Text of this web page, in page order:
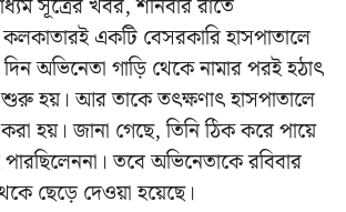
সূত্রের খবর, শনিবার রাতে
একটি বেসরকারি হাসপাতালে
অভিনেতা গাড়ি থেকে নামার পরই হঠাৎ
শুরু হয়। আর তাকে তৎক্ষণাৎ হাসপাতালে
করা হয়। জানা গেছে, তিনি ঠিক করে পায়ে
তবে অভিনেতাকে রবিবার
ছেড়ে দেওয়া হয়েছে।